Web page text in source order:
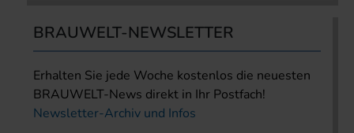
BRAUWELT-NEWSLETTER
Erhalten Sie jede Woche kostenlos die neuesten
BRAUWELT-News direkt in Ihr Postfach!
Newsletter-Archiv und Infos